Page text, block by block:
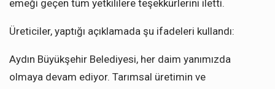
emeği geçen tüm yetkililere teşekkürlerini iletti.
Üreticiler, yaptığı açıklamada şu ifadeleri kullandı:
Aydın Büyükşehir Belediyesi, her daim yanımızda
olmaya devam ediyor. Tarımsal üretimin ve